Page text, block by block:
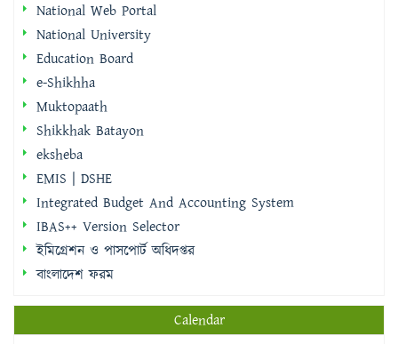
National Web Portal
National University
Education Board
e-Shikhha
Muktopaath
Shikkhak Batayon
eksheba
EMIS | DSHE
Integrated Budget And Accounting System
IBAS++ Version Selector
ইমিগ্রেশন ও পাসপোর্ট অধিদপ্তর
বাংলাদেশ ফরম
Calendar